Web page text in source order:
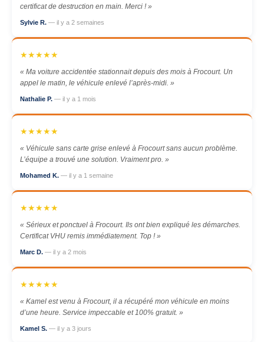
certificat de destruction en main. Merci ! »
Sylvie R. — il y a 2 semaines
★★★★★
« Ma voiture accidentée stationnait depuis des mois à Frocourt. Un
appel le matin, le véhicule enlevé l’après-midi. »
Nathalie P. — il y a 1 mois
★★★★★
« Véhicule sans carte grise enlevé à Frocourt sans aucun problème.
L’équipe a trouvé une solution. Vraiment pro. »
Mohamed K. — il y a 1 semaine
★★★★★
« Sérieux et ponctuel à Frocourt. Ils ont bien expliqué les démarches.
Certificat VHU remis immédiatement. Top ! »
Marc D. — il y a 2 mois
★★★★★
« Kamel est venu à Frocourt, il a récupéré mon véhicule en moins
d’une heure. Service impeccable et 100% gratuit. »
Kamel S. — il y a 3 jours